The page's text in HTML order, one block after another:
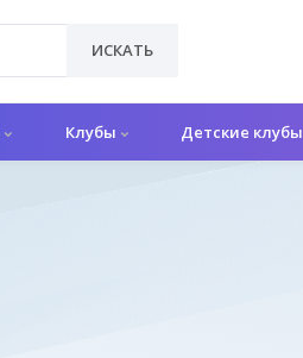
ИСКАТЬ
Клубы Детские клубы